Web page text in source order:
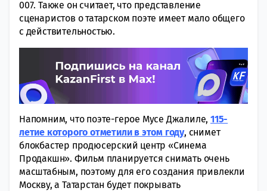
007. Также он считает, что представление
сценаристов о татарском поэте имеет мало общего
с действительностью.
Напомним, что поэте-герое Мусе Джалиле, 115-
летие которого отметили в этом году, снимет
блокбастер продюсерский центр «Синема
Продакшн». Фильм планируется снимать очень
масштабным, поэтому для его создания привлекли
Москву, а Татарстан будет покрывать